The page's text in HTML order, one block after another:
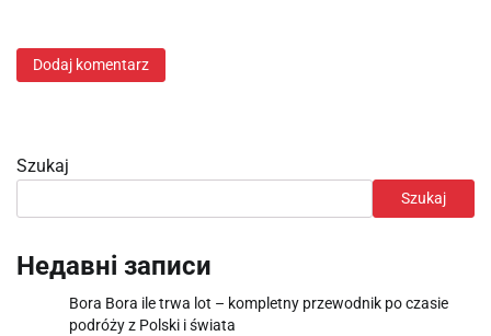
Szukaj
Szukaj
Недавні записи
Bora Bora ile trwa lot – kompletny przewodnik po czasie
podróży z Polski i świata